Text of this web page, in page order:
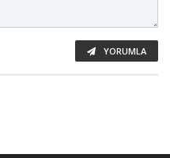
YORUMLA